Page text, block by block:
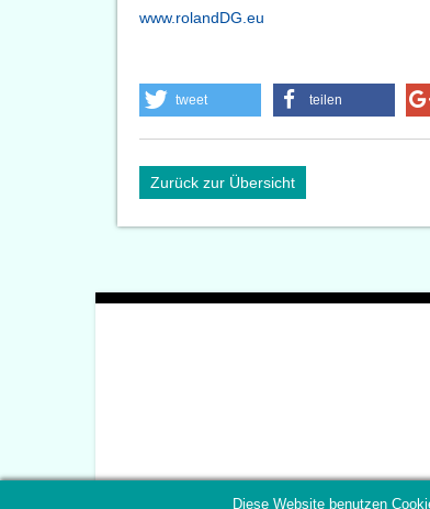
www.rolandDG.eu
tweet teilen
Zurück zur Übersicht
Diese Website benutzen